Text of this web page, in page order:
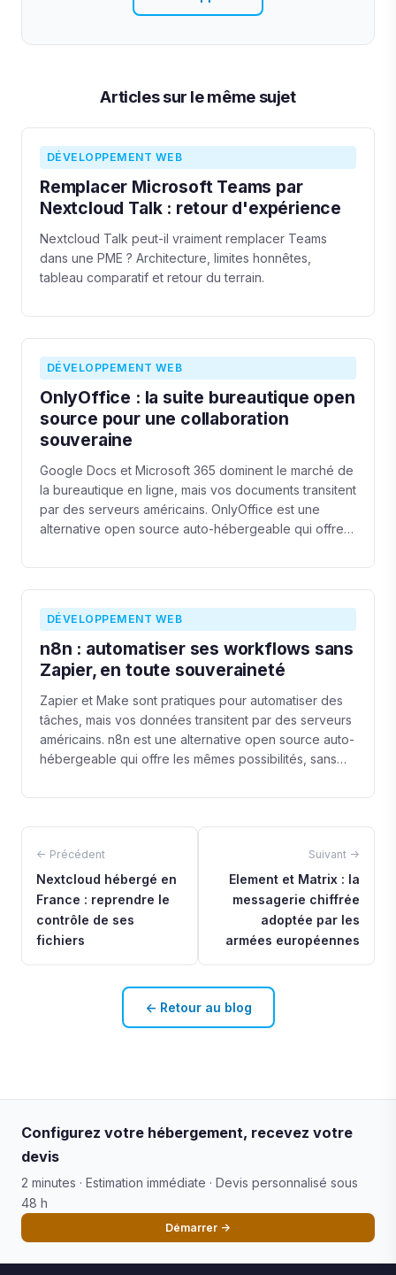
Articles sur le même sujet
DÉVELOPPEMENT WEB
Remplacer Microsoft Teams par
Nextcloud Talk : retour d'expérience
Nextcloud Talk peut-il vraiment remplacer Teams
dans une PME ? Architecture, limites honnêtes,
tableau comparatif et retour du terrain.
DÉVELOPPEMENT WEB
OnlyOffice : la suite bureautique open
source pour une collaboration
souveraine
Google Docs et Microsoft 365 dominent le marché de
la bureautique en ligne, mais vos documents transitent
par des serveurs américains. OnlyOffice est une
alternative open source auto-hébergeable qui offre
du RGPD.
DÉVELOPPEMENT WEB
n8n : automatiser ses workflows sans
Zapier, en toute souveraineté
Zapier et Make sont pratiques pour automatiser des
tâches, mais vos données transitent par des serveurs
américains. n8n est une alternative open source auto-
hébergeable qui offre les mêmes possibilités, sans
← Précédent
Nextcloud hébergé en
France : reprendre le
contrôle de ses
fichiers
Suivant →
Element et Matrix : la
messagerie chiffrée
adoptée par les
armées européennes
← Retour au blog
Configurez votre hébergement, recevez votre
devis
2 minutes · Estimation immédiate · Devis personnalisé sous
48 h
Démarrer →